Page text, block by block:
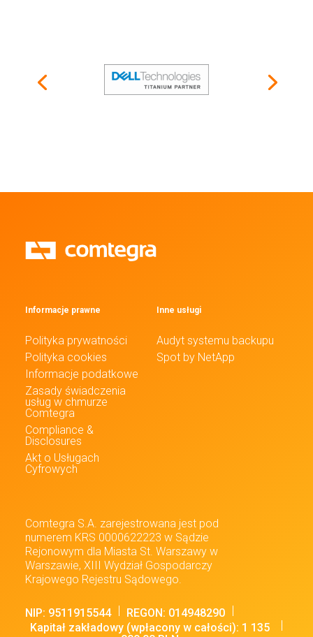
Informacje prawne
Polityka prywatności
Polityka cookies
Informacje podatkowe
Zasady świadczenia
usług w chmurze
Comtegra
Compliance &
Disclosures
Akt o Usługach
Cyfrowych
Inne usługi
Audyt systemu backupu
Spot by NetApp
Comtegra S.A. zarejestrowana jest pod
numerem KRS 0000622223 w Sądzie
Rejonowym dla Miasta St. Warszawy w
Warszawie, XIII Wydział Gospodarczy
Krajowego Rejestru Sądowego.
NIP: 9511915544
REGON: 014948290
Kapitał zakładowy (wpłacony w całości): 1 135